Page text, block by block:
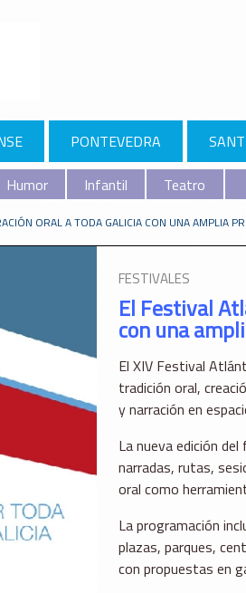
PONTEVEDRA
Humor Infantil
Teatro
ORAL A TODA GALICIA CON UNA AMPLIA
FESTIVALES
El Festival
con una
El XIV Festival
tradición oral,
y narración en
La nueva edición
narradas, rutas,
oral como
La programación
plazas, parques,
con propuestas en